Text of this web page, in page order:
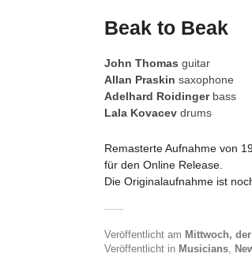
Beak to Beak
John Thomas guitar
Allan Praskin saxophone
Adelhard Roidingerbass
Lala Kovacev drums
Remasterte Aufnahme von
für den Online Release.
Die Originalaufnahme ist
Veröffentlicht am Mittwoch,
Veröffentlicht in Musicians,